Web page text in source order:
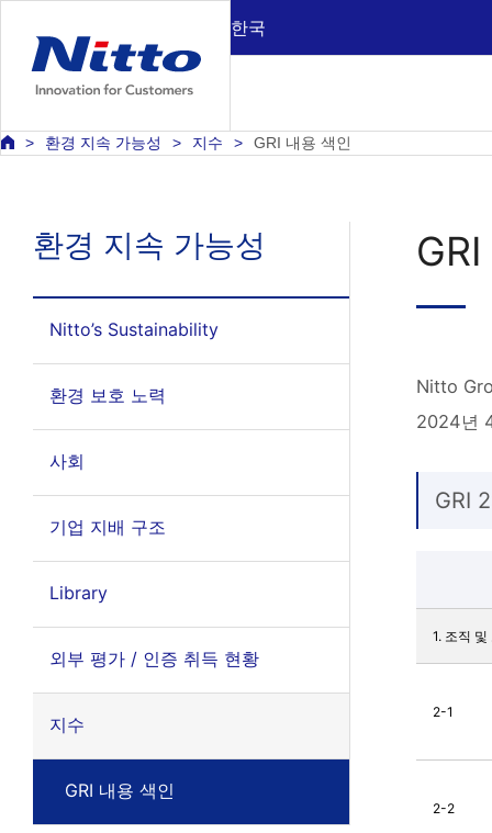
한국
환경 지속 가능성 지수 GRI 내용 색인
환경 지속 가능성
Nitto’s Sustainability
환경 보호 노력
사회
기업 지배 구조
Library
외부 평가 / 인증 취득 현황
지수
GRI 내용 색인
Nitto
2024년
GRI
1. 조직 및
2-1
2-2